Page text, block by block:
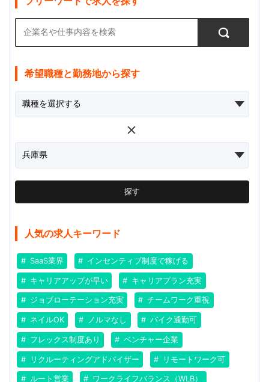
希望職種と勤務地から探す
探す
人気の求人キーワード
SaaS業界 インセンティブ制度で稼げる
キャリアアップが早い キャリアプラン充実
ジョブローテーション充実 チームワーク重視
ネイルOK ノルマなし バイク通勤可
フレックス制度あり ベンチャー企業
リクルーティングアドバイザー リモートワーク可
ルート営業 ワークライフバランス（WLB）